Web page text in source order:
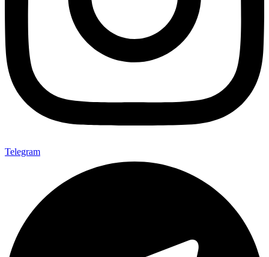
Telegram